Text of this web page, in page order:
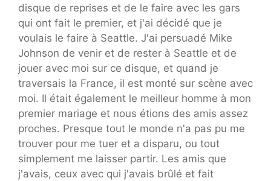
disque de reprises et de le faire avec les gars
qui ont fait le premier, et j'ai décidé que je
voulais le faire à Seattle. J'ai persuadé Mike
Johnson de venir et de rester à Seattle et de
jouer avec moi sur ce disque, et quand je
traversais la France, il est monté sur scène avec
moi. Il était également le meilleur homme à mon
premier mariage et nous étions des amis assez
proches. Presque tout le monde n'a pas pu me
trouver pour me tuer et a disparu, ou tout
simplement me laisser partir. Les amis que
j'avais, ceux avec qui j'avais brûlé et fait